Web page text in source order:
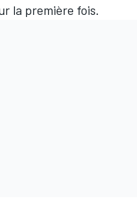
la première fois.